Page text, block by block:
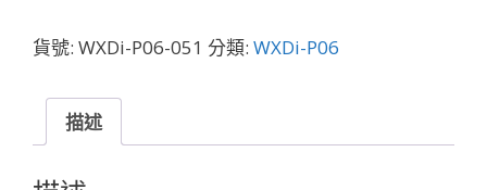
紅
イ
コ
「紅
貨號: WXDi-P06-051 分類: WXDi-P06
描述